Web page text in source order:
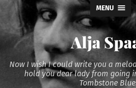
MENU
Alja
Now I wish I could write you a
hold you dear lady from going
Tombstone